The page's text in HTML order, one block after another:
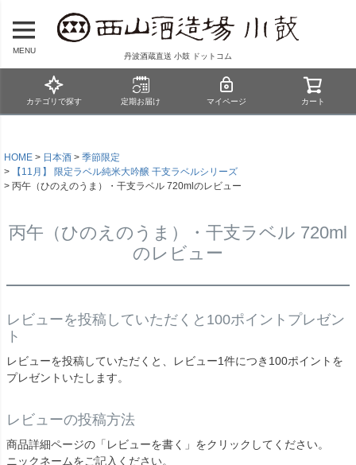
MENU
丹波酒蔵直送 小鼓 ドットコム
カテゴリで探す 定期お届け マイページ カート
HOME 日本酒
季節限定
【11月】 限定ラベル純米大吟醸 干支ラベルシリーズ
丙午（ひのえのうま）・干支ラベル 720mlのレビュー
丙午（ひのえのうま）・干支ラベル 720ml
のレビュー
レビューを投稿していただくと100ポイントプレゼン
ト
レビューを投稿していただくと、レビュー1件につき100ポイントを
プレゼントいたします。
レビューの投稿方法
商品詳細ページの「レビューを書く」をクリックしてください。
ニックネームをご記入ください。